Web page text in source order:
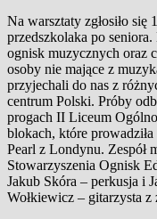
Na warsztaty zgłosiło
przedszkolaka po
ognisk muzycznych oraz
osoby nie mające z
przyjechali do nas z
centrum Polski. Próby
progach II Liceum
blokach, które
Pearl z Londynu. Zespół
Stowarzyszenia Ognisk
Jakub Skóra – perkusja i
Wołkiewicz – gitarzysta z